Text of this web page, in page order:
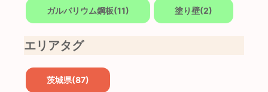
ガルバリウム鋼板(11) 塗り壁(2)
エリアタグ
茨城県(87)